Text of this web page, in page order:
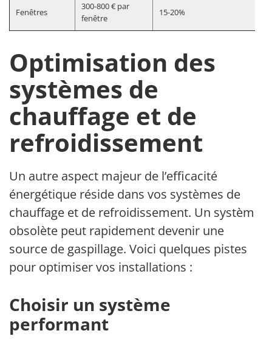
Fenêtres
300-800 € par
fenêtre
15-20%
Optimisation des
systèmes de
chauffage et de
refroidissement
Un autre aspect majeur de l’efficacité
énergétique réside dans vos systèmes de
chauffage et de refroidissement. Un système
obsolète peut rapidement devenir une
source de gaspillage. Voici quelques pistes
pour optimiser vos installations :
Choisir un système
performant